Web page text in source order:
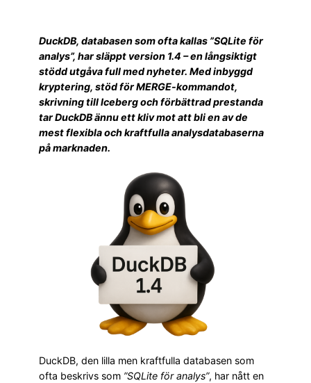
DuckDB, databasen som ofta kallas ”SQLite för
analys”, har släppt version 1.4 – en långsiktigt
stödd utgåva full med nyheter. Med inbyggd
kryptering, stöd för MERGE-kommandot,
skrivning till Iceberg och förbättrad prestanda
tar DuckDB ännu ett kliv mot att bli en av de
mest flexibla och kraftfulla analysdatabaserna
på marknaden.
DuckDB, den lilla men kraftfulla databasen som
ofta beskrivs som ”SQLite för analys”, har nått en